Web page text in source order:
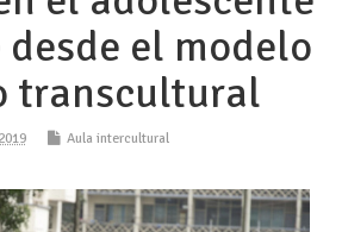
el modelo
transcultural
Aula intercultural